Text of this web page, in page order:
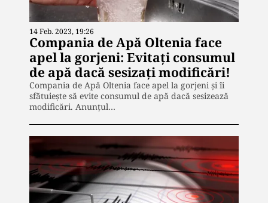
14 Feb. 2023, 19:26
Compania de Apă Oltenia face
apel la gorjeni: Evitaţi consumul
de apă dacă sesizaţi modificări!
Compania de Apă Oltenia face apel la gorjeni și îi
sfătuiește să evite consumul de apă dacă sesizează
modificări. Anunțul…